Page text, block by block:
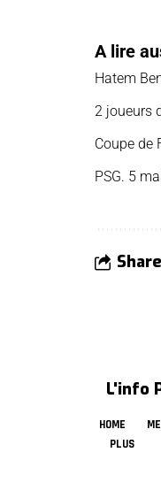
A lire
Hatem
2 joueurs
Coupe de
PSG. 5
L'info
HOME
PLUS